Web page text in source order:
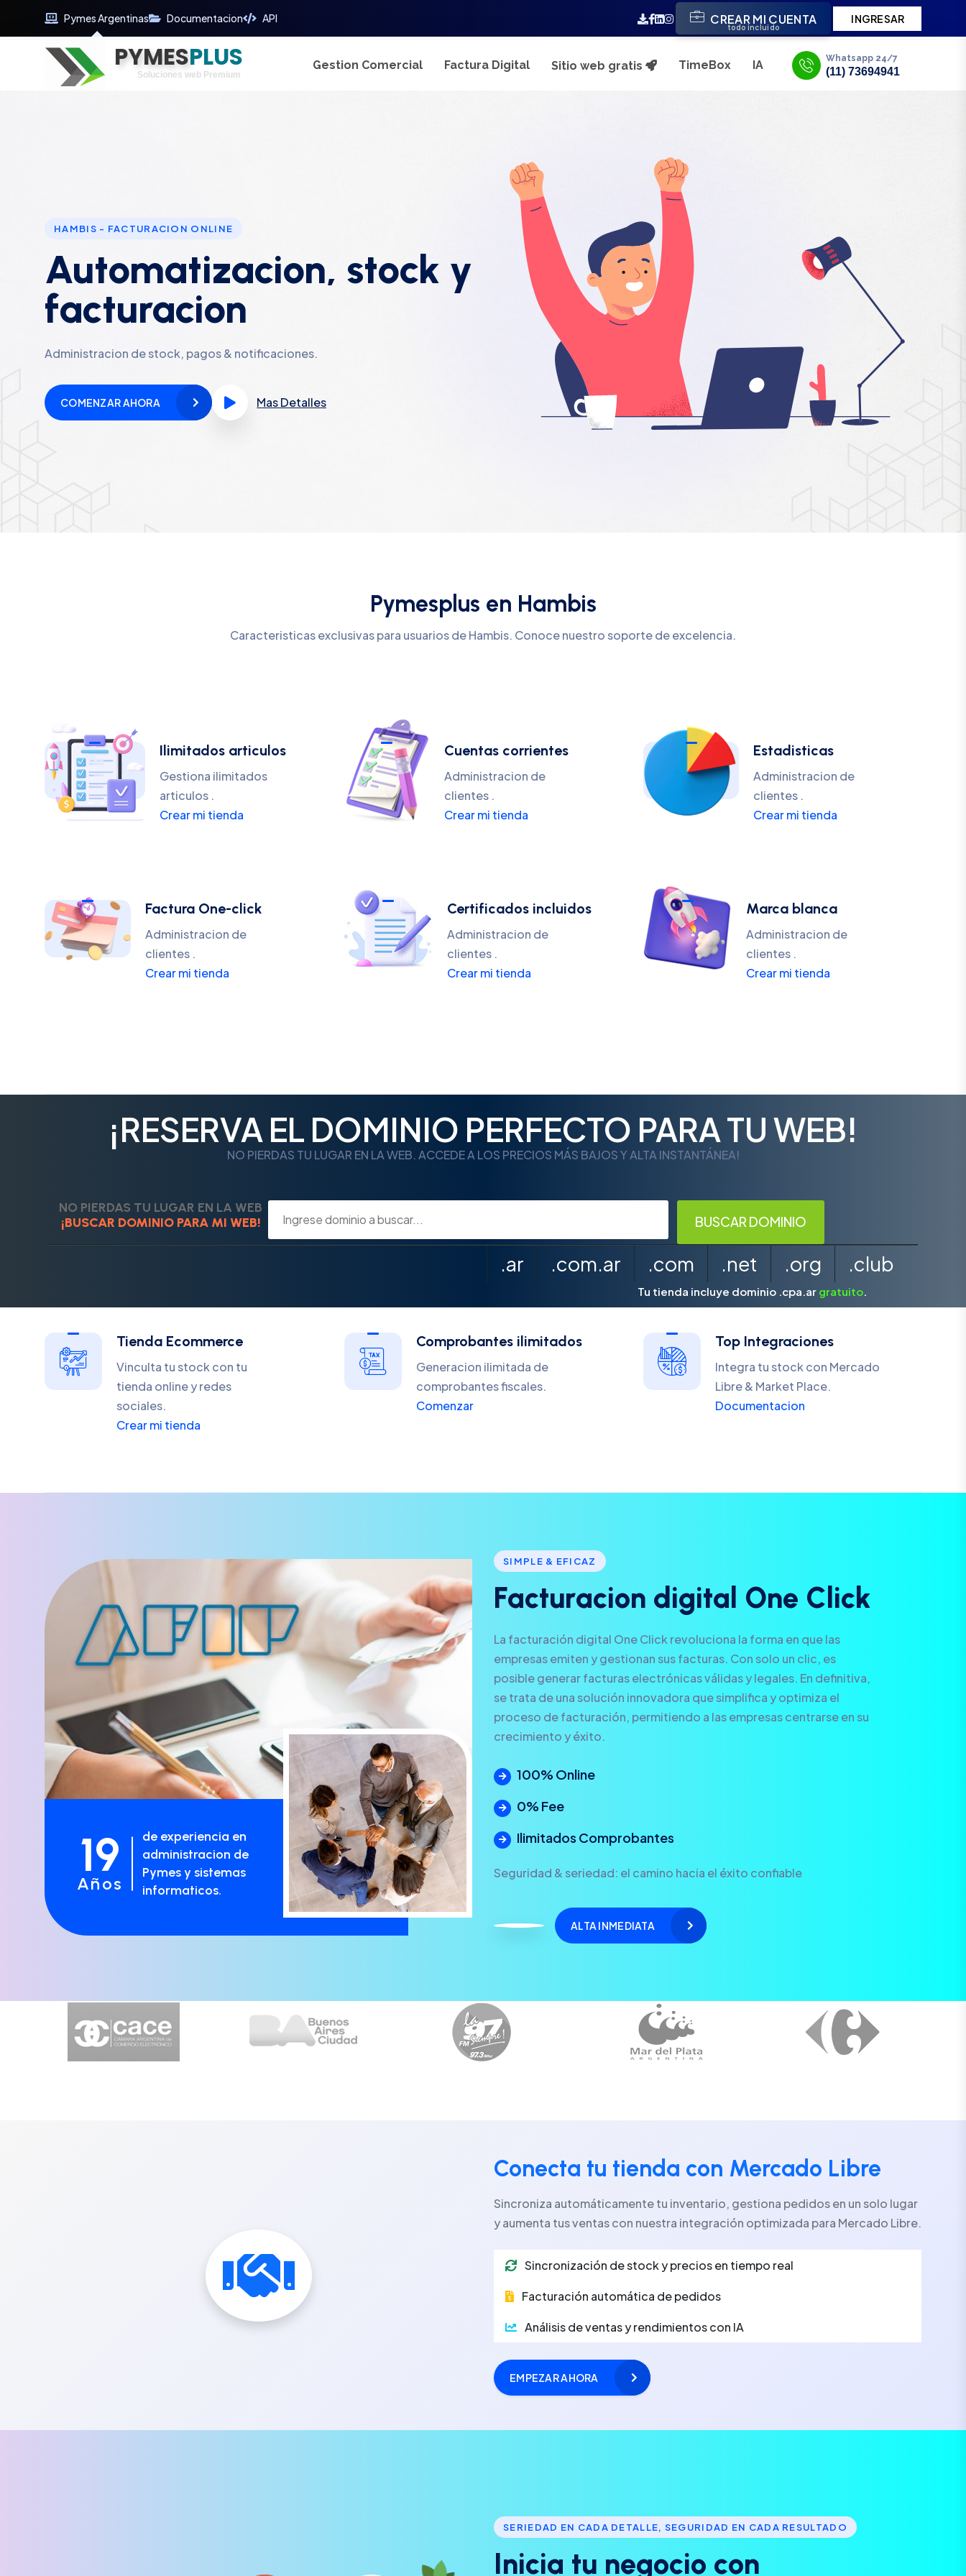
Pymes Argentinas Documentacion API CREAR MI CUENTA
todo incluido
INGRESAR
PYMESPLUS
Digitaliza tu éxito
Soluciones web Premium
Gestion Comercial Factura Digital Sitio web gratis TimeBox IA Whatsapp 24/7
(11) 73694941
HAMBIS - FACTURACION ONLINE
Automatizacion, stock y
facturacion
Administracion de stock, pagos & notificaciones.
COMENZAR AHORA Mas Detalles
Pymesplus en Hambis
Caracteristicas exclusivas para usuarios de Hambis. Conoce nuestro soporte de excelencia.
Ilimitados articulos
Gestiona ilimitados
articulos .
Crear mi tienda
Cuentas corrientes
Administracion de
clientes .
Crear mi tienda
Estadisticas
Administracion de
clientes .
Crear mi tienda
Factura One-click
Administracion de
clientes .
Crear mi tienda
Certificados incluidos
Administracion de
clientes .
Crear mi tienda
Marca blanca
Administracion de
clientes .
Crear mi tienda
¡RESERVA EL DOMINIO PERFECTO PARA TU WEB!
NO PIERDAS TU LUGAR EN LA WEB. ACCEDE A LOS PRECIOS MÁS BAJOS Y ALTA INSTANTÁNEA!
NO PIERDAS TU LUGAR EN LA WEB
¡BUSCAR DOMINIO PARA MI WEB!
.ar .com.ar .com .net .org .club
Tu tienda incluye dominio .cpa.ar gratuito.
Tienda Ecommerce
Vinculta tu stock con tu
tienda online y redes
sociales.
Crear mi tienda
Comprobantes ilimitados
Generacion ilimitada de
comprobantes fiscales.
Comenzar
Top Integraciones
Integra tu stock con Mercado
Libre & Market Place.
Documentacion
19
Años
de experiencia en
administracion de
Pymes y sistemas
informaticos.
SIMPLE & EFICAZ
Facturacion d igita One C ick
La facturación digital One Click revoluciona la forma en que las
empresas emiten y gestionan sus facturas. Con solo un clic, es
posible generar facturas electrónicas válidas y legales. En definitiva,
se trata de una solución innovadora que simplifica y optimiza el
proceso de facturación, permitiendo a las empresas centrarse en su
crecimiento y éxito.
100% Online
0% Fee
Ilimitados Comprobantes
Seguridad & seriedad: el camino hacia el éxito confiable
ALTA INMEDIATA
Conecta tu tienda con Mercado Libre
Sincroniza automáticamente tu inventario, gestiona pedidos en un solo lugar
y aumenta tus ventas con nuestra integración optimizada para Mercado Libre.
Sincronización de stock y precios en tiempo real
Facturación automática de pedidos
Análisis de ventas y rendimientos con IA
EMPEZAR AHORA
SERIEDAD EN CADA DETALLE, SEGURIDAD EN CADA RESULTADO
Inicia tu negocio con